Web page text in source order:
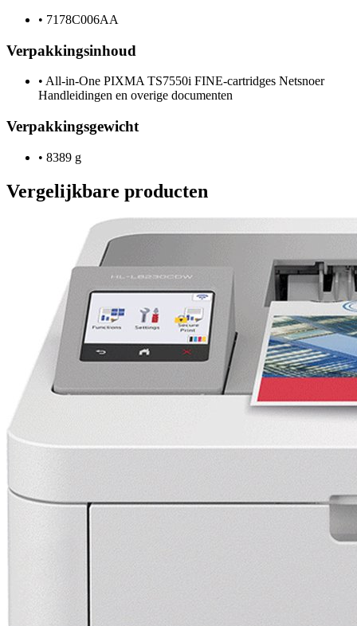
• 7178C006AA
Verpakkingsinhoud
• All-in-One PIXMA TS7550i FINE-cartridges Netsnoer
Handleidingen en overige documenten
Verpakkingsgewicht
• 8389 g
Vergelijkbare producten